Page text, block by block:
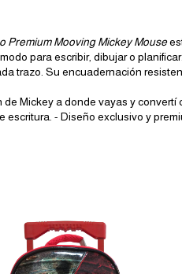
Premium Mooving Mickey Mouse
para escribir, dibujar o planificar.
trazo. Su encuadernación
Mickey a donde vayas y
- Diseño exclusivo y